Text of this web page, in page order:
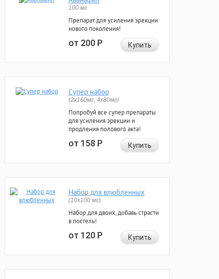
100 мг
Препарат для усиления эрекции
нового поколения!
от 200Р Купить
Супер набор
(2х160мг, 4х80мг)
Попробуй все супер препараты
для усиления эрекции и
продления полового акта!
от 158Р Купить
Набор для влюбленных
(10х100 мг)
Набор для двоих, добавь страсти
в постель!
от 120Р Купить